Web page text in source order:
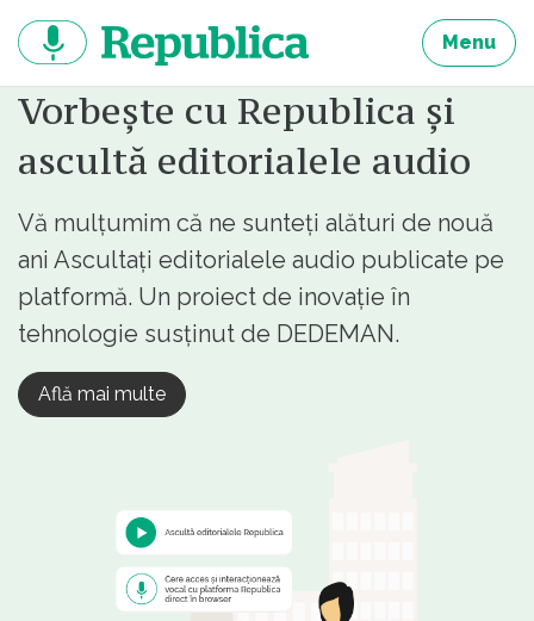
continut
Menu
Vorbește cu Republica și
ascultă editorialele audio
Vă mulțumim că ne sunteți alături de nouă
ani Ascultați editorialele audio publicate pe
platformă. Un proiect de inovație în
tehnologie susținut de DEDEMAN.
Află mai multe